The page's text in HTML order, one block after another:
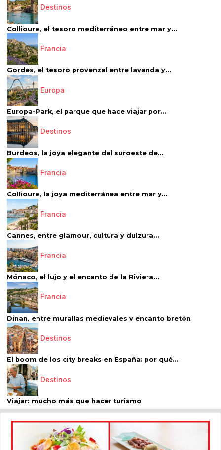
Destinos
Collioure, el tesoro mediterráneo entre mar y...
Francia
Gordes, el tesoro provenzal entre lavanda y...
Europa
Europa-Park, el parque que hace viajar por...
Destinos
Burdeos, la joya elegante del suroeste de...
Francia
Collioure, la joya mediterránea entre mar y...
Francia
Cannes, entre glamour, cultura y dulzura...
Francia
Mónaco, el lujo y el encanto de la Riviera...
Francia
Dinan, entre murallas medievales y encanto bretón
Destinos
El boom de los city breaks en España: por qué...
Destinos
Viajar: mucho más que hacer turismo